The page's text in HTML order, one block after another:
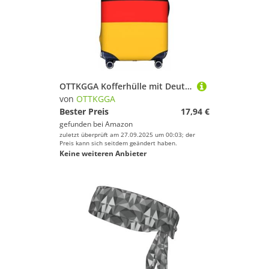
Spaß und Erfolg beim Sportausrüstung!
OTTKGGA Kofferhülle mit Deutschland-Flagge, elastisch, kratzfest, Reiseutensilien, passend für 45,7 - 81,3 cm Gepäck, weiß, XL
von OTTKGGA
Bester Preis
17,94 €
gefunden bei Amazon
zuletzt überprüft am 27.09.2025 um 00:03; der
Preis kann sich seitdem geändert haben.
Keine weiteren Anbieter